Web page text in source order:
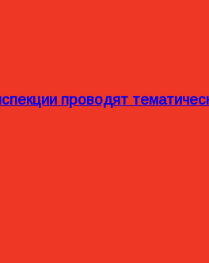
проводят